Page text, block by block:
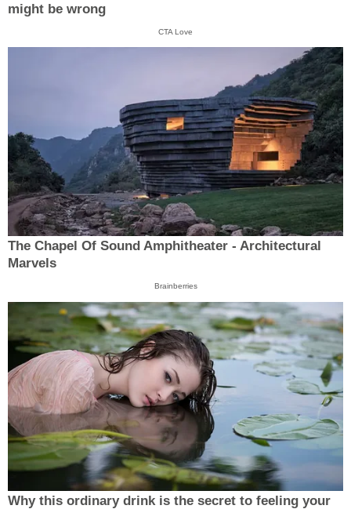
might be wrong
CTA Love
The Chapel Of Sound Amphitheater - Architectural
Marvels
Brainberries
Why this ordinary drink is the secret to feeling your